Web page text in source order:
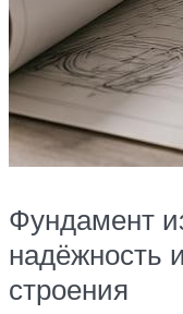
Фундамент
надёжность
строения